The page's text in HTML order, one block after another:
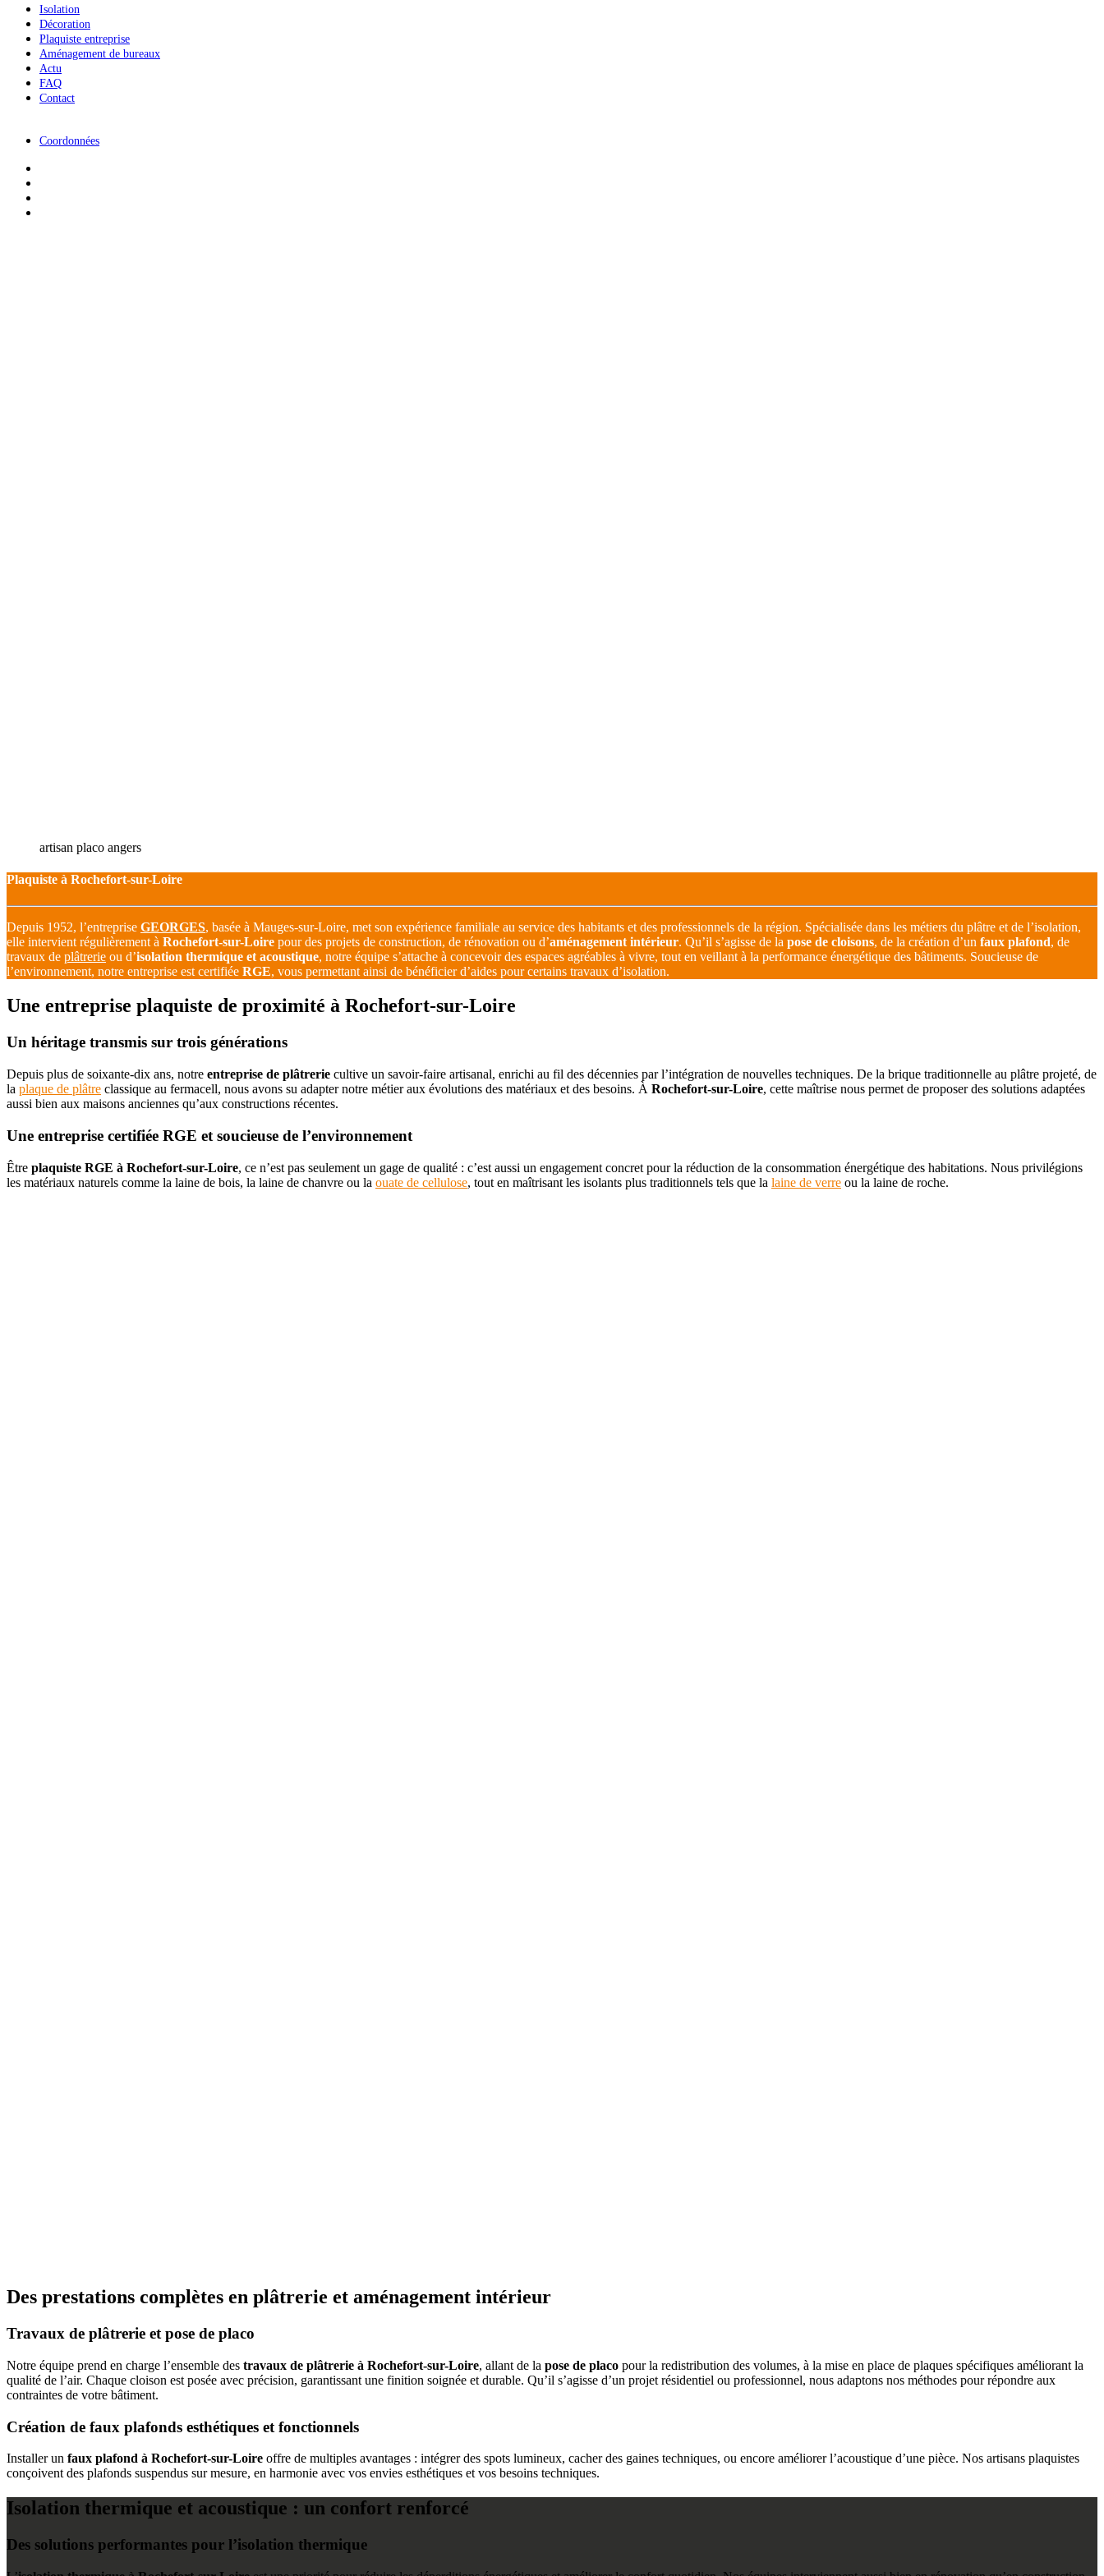
Isolation
Décoration
Plaquiste entreprise
Aménagement de bureaux
Actu
FAQ
Contact
Coordonnées
artisan placo angers
Plaquiste à Rochefort-sur-Loire
Depuis 1952, l’entreprise GEORGES, basée à Mauges-sur-Loire, met son expérience familiale au service des habitants et des professionnels de la région. Spécialisée dans les métiers du plâtre et de l’isolation,
elle intervient régulièrement à Rochefort-sur-Loire pour des projets de construction, de rénovation ou d’aménagement intérieur. Qu’il s’agisse de la pose de cloisons, de la création d’un faux plafond, de
travaux de plâtrerie ou d’isolation thermique et acoustique, notre équipe s’attache à concevoir des espaces agréables à vivre, tout en veillant à la performance énergétique des bâtiments. Soucieuse de
l’environnement, notre entreprise est certifiée RGE, vous permettant ainsi de bénéficier d’aides pour certains travaux d’isolation.
Une entreprise plaquiste de proximité à Rochefort-sur-Loire
Un héritage transmis sur trois générations
Depuis plus de soixante-dix ans, notre entreprise de plâtrerie cultive un savoir-faire artisanal, enrichi au fil des décennies par l’intégration de nouvelles techniques. De la brique traditionnelle au plâtre projeté, de
la plaque de plâtre classique au fermacell, nous avons su adapter notre métier aux évolutions des matériaux et des besoins. À Rochefort-sur-Loire, cette maîtrise nous permet de proposer des solutions adaptées
aussi bien aux maisons anciennes qu’aux constructions récentes.
Une entreprise certifiée RGE et soucieuse de l’environnement
Être plaquiste RGE à Rochefort-sur-Loire, ce n’est pas seulement un gage de qualité : c’est aussi un engagement concret pour la réduction de la consommation énergétique des habitations. Nous privilégions
les matériaux naturels comme la laine de bois, la laine de chanvre ou la ouate de cellulose, tout en maîtrisant les isolants plus traditionnels tels que la laine de verre ou la laine de roche.
Des prestations complètes en plâtrerie et aménagement intérieur
Travaux de plâtrerie et pose de placo
Notre équipe prend en charge l’ensemble des travaux de plâtrerie à Rochefort-sur-Loire, allant de la pose de placo pour la redistribution des volumes, à la mise en place de plaques spécifiques améliorant la
qualité de l’air. Chaque cloison est posée avec précision, garantissant une finition soignée et durable. Qu’il s’agisse d’un projet résidentiel ou professionnel, nous adaptons nos méthodes pour répondre aux
contraintes de votre bâtiment.
Création de faux plafonds esthétiques et fonctionnels
Installer un faux plafond à Rochefort-sur-Loire offre de multiples avantages : intégrer des spots lumineux, cacher des gaines techniques, ou encore améliorer l’acoustique d’une pièce. Nos artisans plaquistes
conçoivent des plafonds suspendus sur mesure, en harmonie avec vos envies esthétiques et vos besoins techniques.
Isolation thermique et acoustique : un confort renforcé
Des solutions performantes pour l’isolation thermique